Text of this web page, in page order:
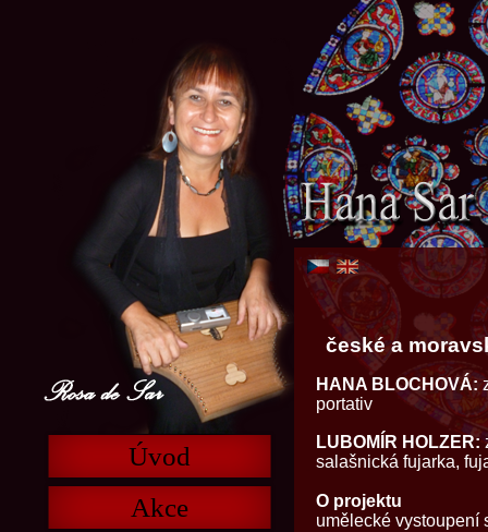
české a
HANA BLOCHOVÁ:
portativ
LUBOMÍR HOLZER:
salašnická fujarka,
O projektu
umělecké vystoupení
Úvod
Akce